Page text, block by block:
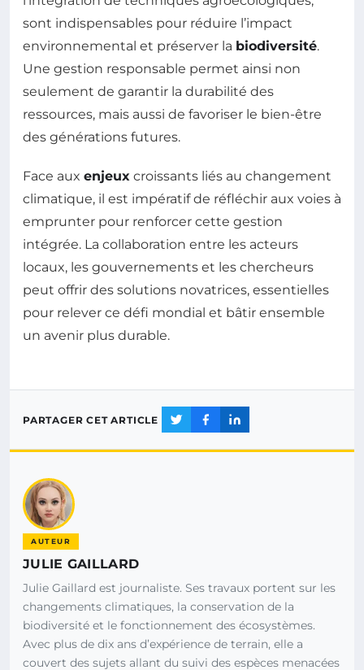
sont indispensables pour réduire l’impact
environnemental et préserver la biodiversité.
Une gestion responsable permet ainsi non
seulement de garantir la durabilité des
ressources, mais aussi de favoriser le bien-être
des générations futures.
Face aux enjeux croissants liés au changement
climatique, il est impératif de réfléchir aux voies à
emprunter pour renforcer cette gestion
intégrée. La collaboration entre les acteurs
locaux, les gouvernements et les chercheurs
peut offrir des solutions novatrices, essentielles
pour relever ce défi mondial et bâtir ensemble
un avenir plus durable.
PARTAGER CET ARTICLE
AUTEUR
JULIE GAILLARD
Julie Gaillard est journaliste. Ses travaux portent sur les
changements climatiques, la conservation de la
biodiversité et le fonctionnement des écosystèmes.
Avec plus de dix ans d’expérience de terrain, elle a
couvert des sujets allant du suivi des espèces menacées